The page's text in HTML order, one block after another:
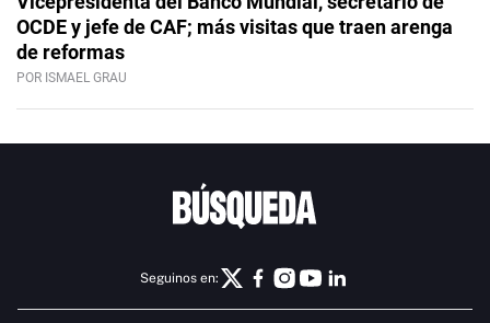
OCDE y jefe de CAF; más visitas que traen arenga
de reformas
POR ISMAEL GRAU
Seguinos en: